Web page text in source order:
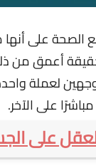
الصحة على
أعمق من
لعملة
على الآخر.
على